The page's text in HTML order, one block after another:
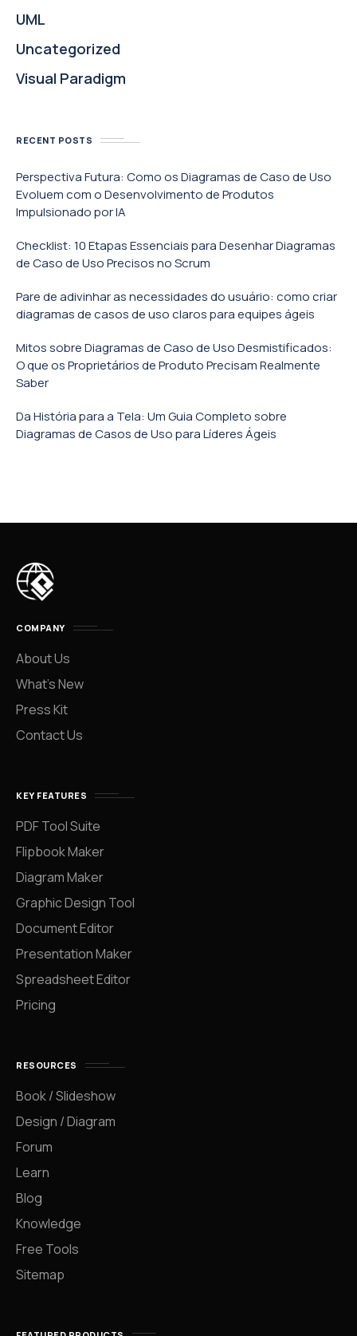
UML
Uncategorized
Visual Paradigm
RECENT POSTS
Perspectiva Futura: Como os Diagramas de Caso de Uso
Evoluem com o Desenvolvimento de Produtos
Impulsionado por IA
Checklist: 10 Etapas Essenciais para Desenhar Diagramas
de Caso de Uso Precisos no Scrum
Pare de adivinhar as necessidades do usuário: como criar
diagramas de casos de uso claros para equipes ágeis
Mitos sobre Diagramas de Caso de Uso Desmistificados:
O que os Proprietários de Produto Precisam Realmente
Saber
Da História para a Tela: Um Guia Completo sobre
Diagramas de Casos de Uso para Líderes Ágeis
COMPANY
About Us
What’s New
Press Kit
Contact Us
KEY FEATURES
PDF Tool Suite
Flipbook Maker
Diagram Maker
Graphic Design Tool
Document Editor
Presentation Maker
Spreadsheet Editor
Pricing
RESOURCES
Book / Slideshow
Design / Diagram
Forum
Learn
Blog
Knowledge
Free Tools
Sitemap